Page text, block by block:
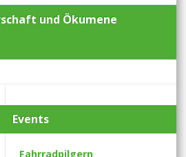
und Ökumene
Events
Fahrradpilgern